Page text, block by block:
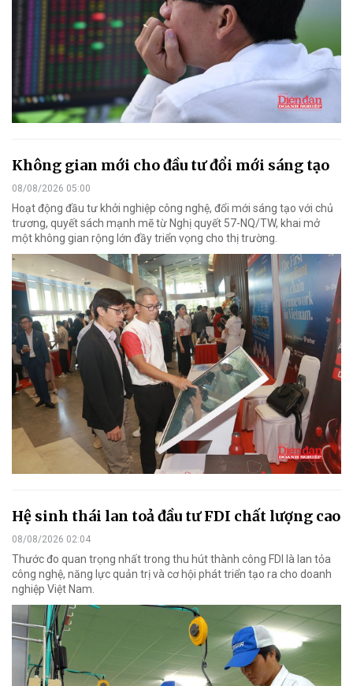
Không gian mới cho đầu tư đổi mới sáng tạo
08/08/2026 05:00
Hoạt động đầu tư khởi nghiệp công nghệ, đổi mới sáng tạo với chủ
trương, quyết sách mạnh mẽ từ Nghị quyết 57-NQ/TW, khai mở
một không gian rộng lớn đầy triển vọng cho thị trường.
Hệ sinh thái lan toả đầu tư FDI chất lượng cao
08/08/2026 02:04
Thước đo quan trọng nhất trong thu hút thành công FDI là lan tỏa
công nghệ, năng lực quản trị và cơ hội phát triển tạo ra cho doanh
nghiệp Việt Nam.